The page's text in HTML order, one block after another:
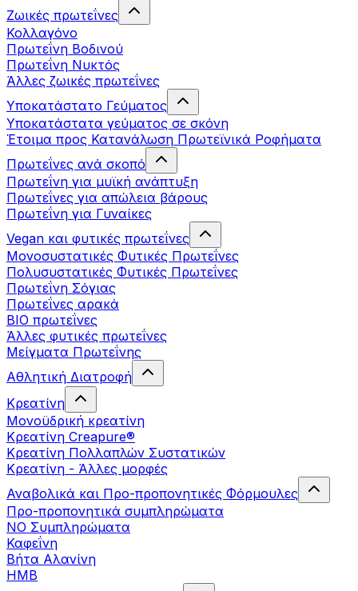
Ζωικές πρωτεΐνες
Κολλαγόνο
Πρωτεΐνη Βοδινού
Πρωτεΐνη Νυκτός
Άλλες ζωικές πρωτεΐνες
Υποκατάστατο Γεύματος
Υποκατάστατα γεύματος σε σκόνη
Έτοιμα προς Κατανάλωση Πρωτεϊνικά Ροφήματα
Πρωτεΐνες ανά σκοπό
Πρωτεΐνη για μυϊκή ανάπτυξη
Πρωτεΐνες για απώλεια βάρους
Πρωτεΐνη για Γυναίκες
Vegan και φυτικές πρωτεΐνες
Μονοσυστατικές Φυτικές Πρωτεΐνες
Πολυσυστατικές Φυτικές Πρωτεΐνες
Πρωτεΐνη Σόγιας
Πρωτεΐνες αρακά
ΒIO πρωτεΐνες
Άλλες φυτικές πρωτεΐνες
Μείγματα Πρωτεΐνης
Αθλητική Διατροφή
Κρεατίνη
Μονοϋδρική κρεατίνη
Κρεατίνη Creapure®
Κρεατίνη Πολλαπλών Συστατικών
Κρεατίνη - Άλλες μορφές
Αναβολικά και Προ-προπονητικές Φόρμουλες
Προ-προπονητικά συμπληρώματα
ΝΟ Συμπληρώματα
Καφεΐνη
Βήτα Αλανίνη
HMB